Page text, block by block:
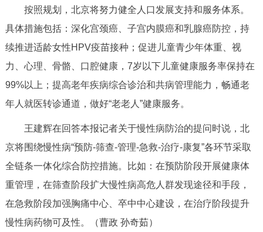
按照规划，北京将努力健全人口发展支持和服务体系。
具体措施包括：深化宫颈癌、子宫内膜癌和乳腺癌防控，持
续推进适龄女性HPV疫苗接种；促进儿童青少年体重、视
力、心理、骨骼、口腔健康，7岁以下儿童健康服务率保持在
99%以上；提高老年疾病综合诊治和共病管理能力，畅通老
年人就医转诊通道，做好“老老人”健康服务。
王建辉在回答本报记者关于慢性病防治的提问时说，北
京将围绕慢性病“预防-筛查-管理-急救-治疗-康复”各环节采取
全链条一体化综合防控措施。比如：在预防阶段开展健康体
重管理，在筛查阶段扩大慢性病高危人群发现途径和手段，
在急救阶段加强胸痛中心、卒中中心建设，在治疗阶段提升
慢性病药物可及性。（曹政 孙奇茹）